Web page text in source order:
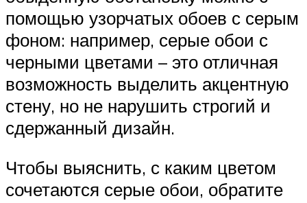
помощью узорчатых обоев с серым
фоном: например, серые обои с
черными цветами – это отличная
возможность выделить акцентную
стену, но не нарушить строгий и
сдержанный дизайн.
Чтобы выяснить, с каким цветом
сочетаются серые обои, обратите